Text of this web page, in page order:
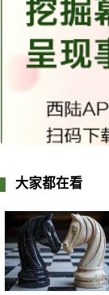
大家都在看